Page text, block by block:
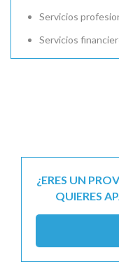
Servicios
Servicios
¿ERES UN
QUIERES